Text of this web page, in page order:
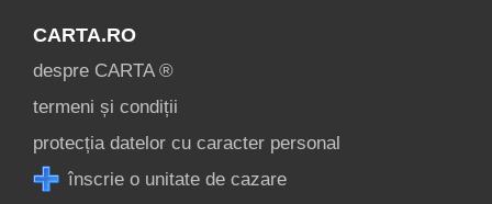
CARTA.RO
despre CARTA ®
termeni și condiții
protecția datelor cu caracter personal
înscrie o unitate de cazare